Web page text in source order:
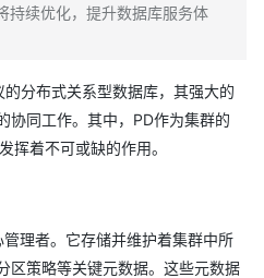
持续优化，提升数据库服务体
分布式关系型数据库，其强大的
协同工作。其中，PD作为集群的
挥着不可或缺的作用。
理者。它存储并维护着集群中所
区策略等关键元数据。这些元数据